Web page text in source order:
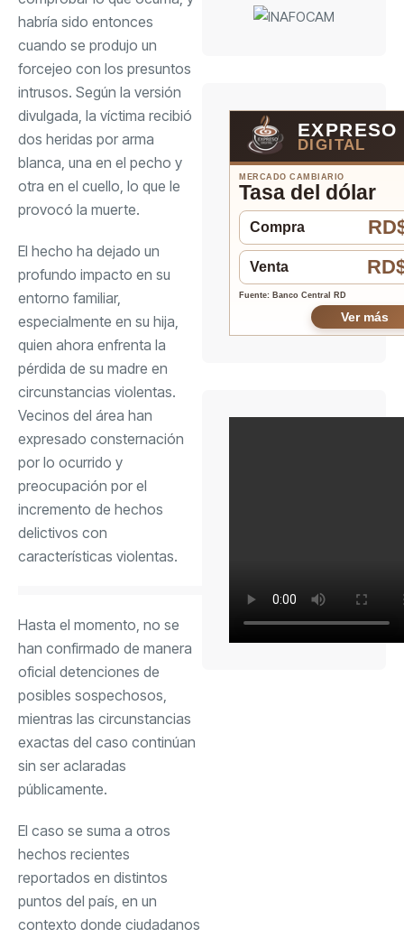
habría sido entonces
cuando se produjo un
forcejeo con los presuntos
intrusos. Según la versión
divulgada, la víctima recibió
dos heridas por arma
blanca, una en el pecho y
otra en el cuello, lo que le
provocó la muerte.
El hecho ha dejado un
profundo impacto en su
entorno familiar,
especialmente en su hija,
quien ahora enfrenta la
pérdida de su madre en
circunstancias violentas.
Vecinos del área han
expresado consternación
por lo ocurrido y
preocupación por el
incremento de hechos
delictivos con
características violentas.
Hasta el momento, no se
han confirmado de manera
oficial detenciones de
posibles sospechosos,
mientras las circunstancias
exactas del caso continúan
sin ser aclaradas
públicamente.
El caso se suma a otros
hechos recientes
reportados en distintos
puntos del país, en un
contexto donde ciudadanos
EXPRESO
DIGITAL
MERCADO CAMBIARIO
Tasa del dólar
Compra
Venta
Fuente: Banco Central RD
Ver más